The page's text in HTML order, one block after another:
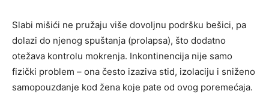
Slabi mišići ne pružaju više dovoljnu podršku bešici, pa
dolazi do njenog spuštanja (prolapsa), što dodatno
otežava kontrolu mokrenja. Inkontinencija nije samo
fizički problem – ona često izaziva stid, izolaciju i sniženo
samopouzdanje kod žena koje pate od ovog poremećaja.